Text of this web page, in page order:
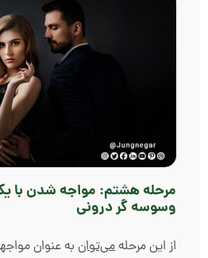
مرحله هشتم: مواجه شدن با
وسوسه گر درونی
از این مرحلهمی‌توان به عنوان